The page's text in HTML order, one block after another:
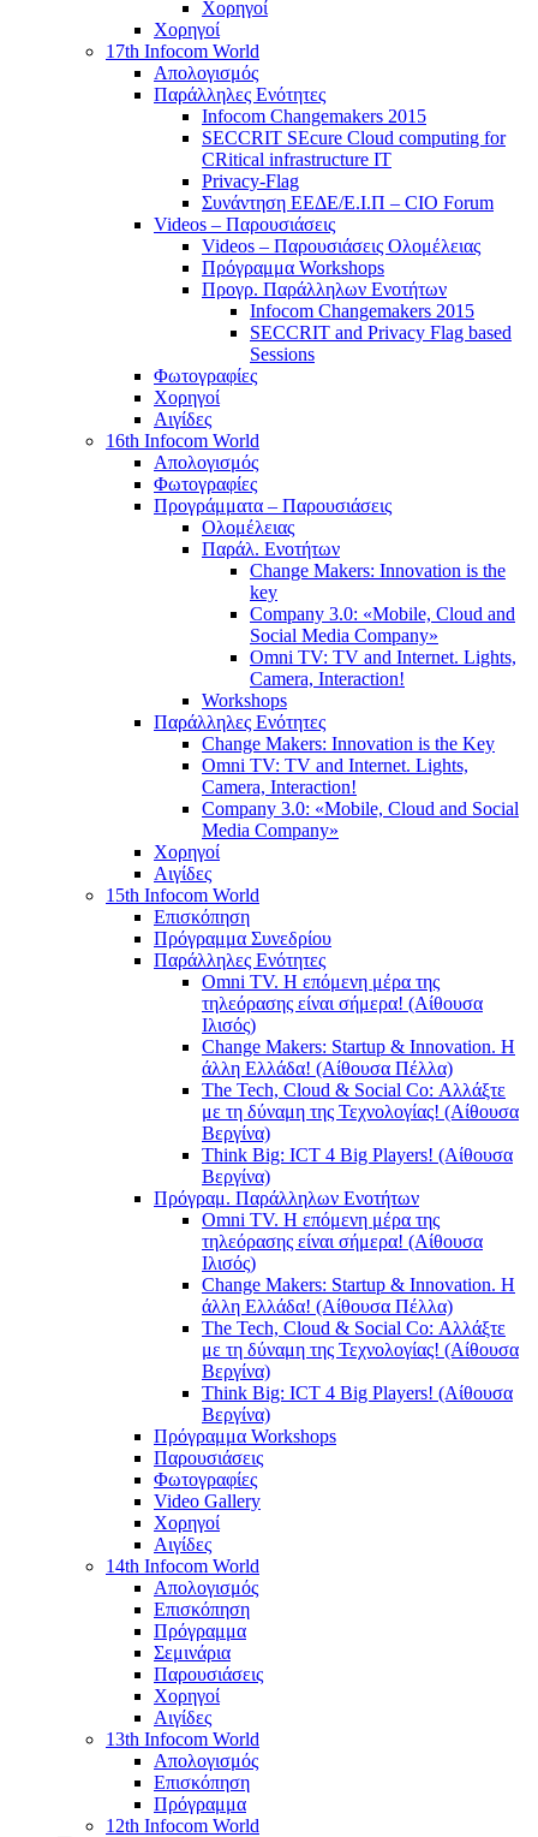
Χορηγοί
Χορηγοί
17th Infocom World
Απολογισμός
Παράλληλες Ενότητες
Infocom Changemakers 2015
SECCRIT SEcure Cloud computing for
CRitical infrastructure IT
Privacy-Flag
Συνάντηση ΕΕΔΕ/Ε.Ι.Π – CIO Forum
Videos – Παρουσιάσεις
Videos – Παρουσιάσεις Ολομέλειας
Πρόγραμμα Workshops
Προγρ. Παράλληλων Ενοτήτων
Infocom Changemakers 2015
SECCRIT and Privacy Flag based
Sessions
Φωτογραφίες
Χορηγοί
Αιγίδες
16th Infocom World
Απολογισμός
Φωτογραφίες
Προγράμματα – Παρουσιάσεις
Ολομέλειας
Παράλ. Ενοτήτων
Change Makers: Innovation is the
key
Company 3.0: «Mobile, Cloud and
Social Media Company»
Omni TV: TV and Internet. Lights,
Camera, Interaction!
Workshops
Παράλληλες Ενότητες
Change Makers: Innovation is the Key
Omni TV: TV and Internet. Lights,
Camera, Interaction!
Company 3.0: «Mobile, Cloud and Social
Media Company»
Χορηγοί
Αιγίδες
15th Infocom World
Επισκόπηση
Πρόγραμμα Συνεδρίου
Παράλληλες Ενότητες
Omni TV. Η επόμενη μέρα της
τηλεόρασης είναι σήμερα! (Αίθουσα
Ιλισός)
Change Makers: Startup & Innovation. Η
άλλη Ελλάδα! (Αίθουσα Πέλλα)
The Tech, Cloud & Social Co: Αλλάξτε
με τη δύναμη της Τεχνολογίας! (Αίθουσα
Βεργίνα)
Think Big: ICT 4 Big Players! (Αίθουσα
Βεργίνα)
Πρόγραμ. Παράλληλων Ενοτήτων
Omni TV. Η επόμενη μέρα της
τηλεόρασης είναι σήμερα! (Αίθουσα
Ιλισός)
Change Makers: Startup & Innovation. Η
άλλη Ελλάδα! (Αίθουσα Πέλλα)
The Tech, Cloud & Social Co: Αλλάξτε
με τη δύναμη της Τεχνολογίας! (Αίθουσα
Βεργίνα)
Think Big: ICT 4 Big Players! (Αίθουσα
Βεργίνα)
Πρόγραμμα Workshops
Παρουσιάσεις
Φωτογραφίες
Video Gallery
Χορηγοί
Αιγίδες
14th Infocom World
Απολογισμός
Επισκόπηση
Πρόγραμμα
Σεμινάρια
Παρουσιάσεις
Χορηγοί
Αιγίδες
13th Infocom World
Απολογισμός
Επισκόπηση
Πρόγραμμα
12th Infocom World